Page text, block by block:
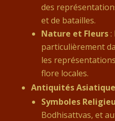
des
et de batailles.
Nature et Fleurs:
particulièrement
les
flore locales.
Antiquités
Symboles
Bodhisattvas, et